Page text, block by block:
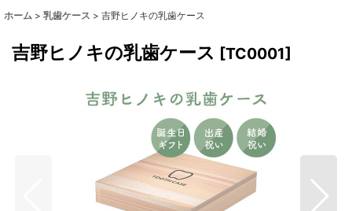
ホーム > 乳歯ケース > 吉野ヒノキの乳歯ケース
吉野ヒノキの乳歯ケース [TC0001]